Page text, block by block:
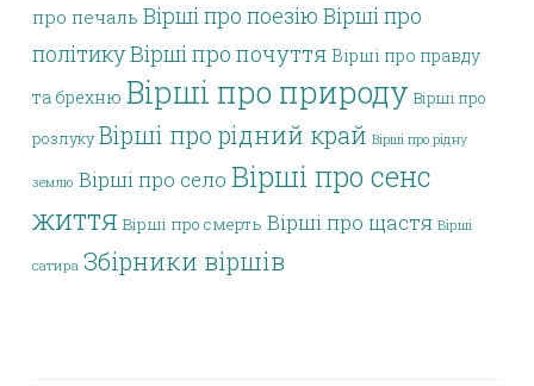
про печаль Вірші про поезію Вірші про
політикуВірші про почуття Вірші про правду
та брехню Вірші про природу Вірші про
розлуку Вірші про рідний край Вірші про рідну
землю Вірші про село Вірші про сенс
життя Вірші про смерть Вірші про щастя Вірші
сатира Збірники віршів